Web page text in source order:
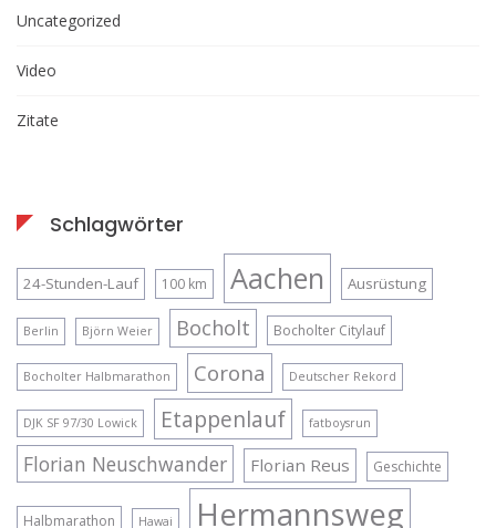
Uncategorized
Video
Zitate
Schlagwörter
24-Stunden-Lauf 100 km Aachen Ausrüstung
Berlin Björn Weier Bocholt Bocholter Citylauf
Bocholter Halbmarathon Corona Deutscher Rekord
DJK SF 97/30 Lowick Etappenlauf fatboysrun
Florian Neuschwander Florian Reus Geschichte
Halbmarathon Hawai Hermannsweg